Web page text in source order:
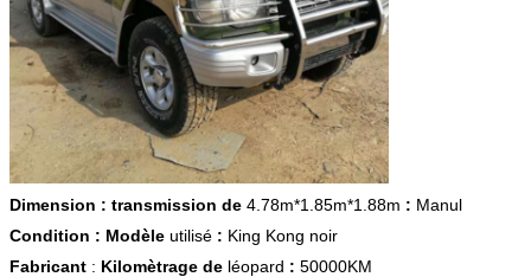
Dimension : transmission de 4.78m*1.85m*1.88m : Manul
Condition : Modèle utilisé : King Kong noir
Fabricant : Kilomètrage de léopard : 50000KM